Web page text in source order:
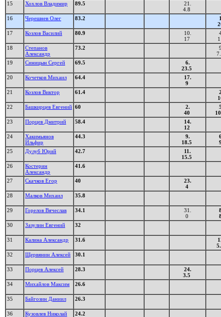
15 Хохлов Владимир 89.5
21.
4.8
16
Черешнев Олег 83.2
17
Козлов Василий 80.9
10.
17
18
Степанов
Александр
73.2
19
Синицын Сергей 69.5
6.
23.5
20
Кочетков Михаил 64.4
17.
9
21
Козлов Виктор 61.4
22
Башкирцев Евгений 60
2.
40
23
Порцев Дмитрий 58.4
14.
12
24
Хакимьянов
Ильфир
44.3
9.
18.5
25
Дулуб Юрий 42.7
11.
15.5
26
Костерин
Александр
41.6
27 Скачков Егор 40
23.
4
28
Малков Михаил 35.8
29 Горелов Вячеслав 34.1
31.
0
30
Зазулин Евгений 32
31 Калина Александр 31.6
32
Щервянин Алексей 30.1
33 Порцев Алексей 28.3
24.
3.5
34
Михайлов Максим 26.6
35 Байгозин Даниил 26.3
36 Кузовлев Николай 24.2